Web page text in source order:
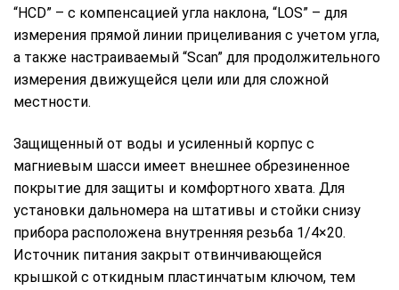
“HCD” – с компенсацией угла наклона, “LOS” – для
измерения прямой линии прицеливания с учетом угла,
а также настраиваемый “Scan” для продолжительного
измерения движущейся цели или для сложной
местности.
Защищенный от воды и усиленный корпус с
магниевым шасси имеет внешнее обрезиненное
покрытие для защиты и комфортного хвата. Для
установки дальномера на штативы и стойки снизу
прибора расположена внутренняя резьба 1/4×20.
Источник питания закрыт отвинчивающейся
крышкой с откидным пластинчатым ключом, тем